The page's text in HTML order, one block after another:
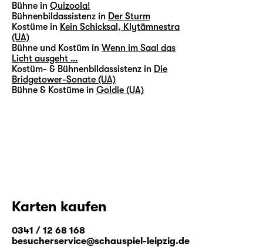
Bühne in Quizoola!
Bühnenbildassistenz in Der Sturm
Kostüme in Kein Schicksal, Klytämnestra
(UA)
Bühne und Kostüm in Wenn im Saal das
Licht ausgeht …
Kostüm- & Bühnenbildassistenz in Die
Bridgetower-Sonate (UA)
Bühne & Kostüme in Goldie (UA)
Karten kaufen
0341 / 12 68 168
besucherservice@schauspiel-leipzig.de